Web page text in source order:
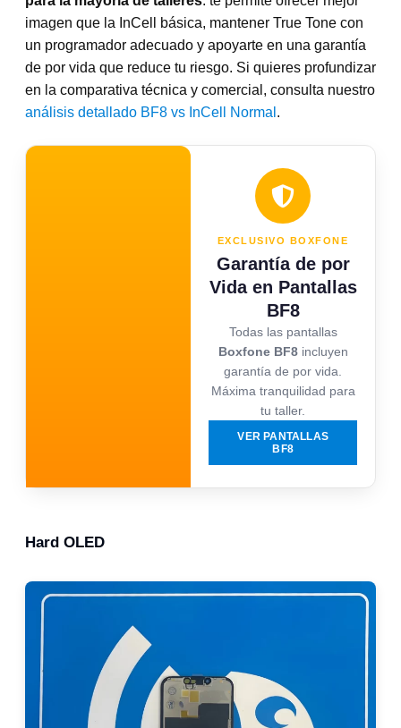
imagen que la InCell básica, mantener True Tone con
un programador adecuado y apoyarte en una garantía
de por vida que reduce tu riesgo. Si quieres profundizar
en la comparativa técnica y comercial, consulta nuestro
análisis detallado BF8 vs InCell Normal .
EXCLUSIVO BOXFONE
Garantía de por
Vida en Pantallas
BF8
Todas las pantallas
Boxfone BF8incluyen
garantía de por vida.
Máxima tranquilidad para
tu taller.
VER PANTALLAS
BF8
Hard OLED